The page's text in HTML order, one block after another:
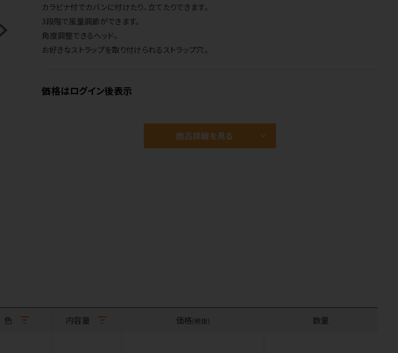
カラビナ付でカバンに付けたり、立てたりできます。
3段階で風量調節ができます。
角度調整できるヘッド。
お好きなストラップを取り付けられるストラップ穴。
価格はログイン後表示
商品詳細を見る
色 内容量 価格(税抜) 数量